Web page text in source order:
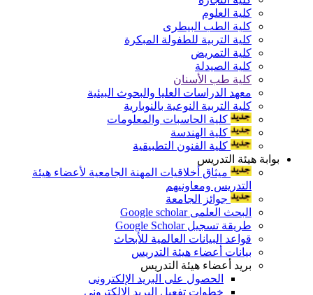
كلية العلوم
كلية الطب البيطرى
كلية التربية للطفولة المبكرة
كلية التمريض
كلية الصيدلة
كلية طب الأسنان
معهد الدراسات العليا والبحوث البيئية
كلية التربية النوعية بالنوبارية
كلية الحاسبات والمعلومات
كلية الهندسة
كلية الفنون التطبيقية
بوابة هيئة التدريس
ميثاق أخلاقيات المهنة الجامعية لأعضاء هيئة
التدريس ومعاونيهم
جوائز الجامعة
البحث العلمى Google scholar
طريقة تسجيل Google Scholar
قواعد البيانات العالمية للأبحاث
بيانات أعضاء هيئة التدريس
بريد أعضاء هيئة التدريس
الحصول على البريد الإلكترونى
خطوات تفعيل البريد الإلكترونى